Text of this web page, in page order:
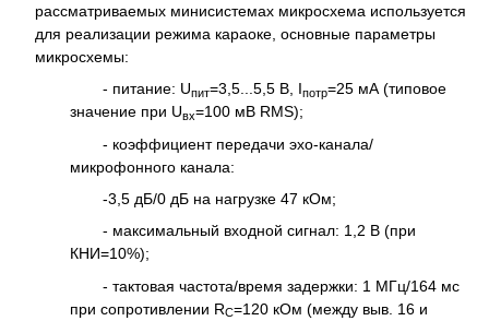
рассматриваемых минисистемах микросхема используется
для реализации режима караоке, основные параметры
микросхемы:
- питание: Uпит=3,5...5,5 В, Iпотр=25 мА (типовое
значение при Uвх=100 мВ RMS);
- коэффициент передачи эхо-канала/
микрофонного канала:
-3,5 дБ/0 дБ на нагрузке 47 кОм;
- максимальный входной сигнал: 1,2 В (при
КНИ=10%);
- тактовая частота/время задержки: 1 МГц/164 мс
при сопротивлении RC=120 кОм (между выв. 16 и